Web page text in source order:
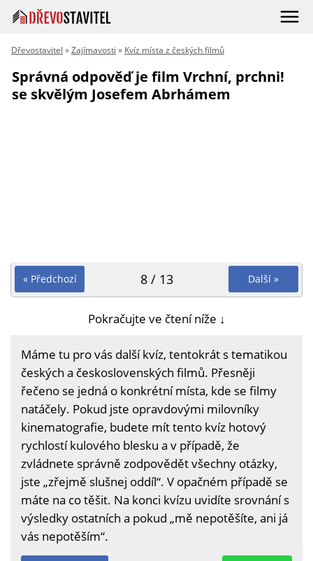
Dřevostavitel »Zajímavosti » Kvíz místa z českých filmů
Správná odpověď je film Vrchní, prchni!
se skvělým Josefem Abrhámem
« Předchozí Další »
8 / 13
Pokračujte ve čtení níže ↓
Máme tu pro vás další kvíz, tentokrát s tematikou
českých a československých filmů. Přesněji
řečeno se jedná o konkrétní místa, kde se filmy
natáčely. Pokud jste opravdovými milovníky
kinematografie, budete mít tento kvíz hotový
rychlostí kulového blesku a v případě, že
zvládnete správně zodpovědět všechny otázky,
jste „zřejmě slušnej oddíl“. V opačném případě se
máte na co těšit. Na konci kvízu uvidíte srovnání s
výsledky ostatních a pokud „mě nepotěšíte, ani já
vás nepotěším“.